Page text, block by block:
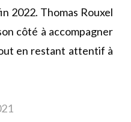
2022. Thomas Rouxel
côté à accompagner
en restant attentif à